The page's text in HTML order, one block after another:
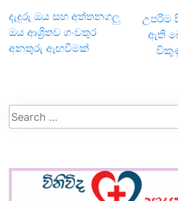
දැදුරු ඔය සහ අත්තනගලු
ඔය ආශ්‍රිතව ගංවතුර
අනතුරු ඇඟවීමක්
උපරිම
ඇති